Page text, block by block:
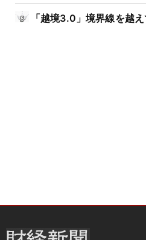
「越境3.0」境界線を越